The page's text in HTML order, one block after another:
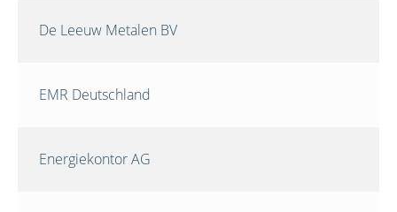
De Leeuw Metalen BV
EMR Deutschland
Energiekontor AG